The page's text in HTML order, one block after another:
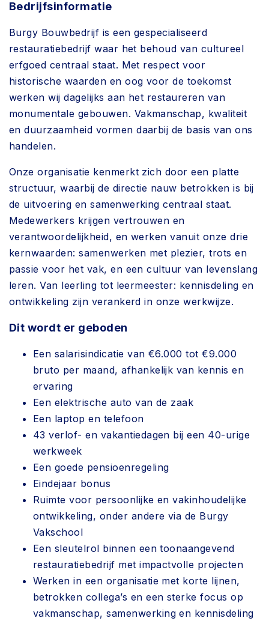
Bedrijfsinformatie
Burgy Bouwbedrijf is een gespecialiseerd
restauratiebedrijf waar het behoud van cultureel
erfgoed centraal staat. Met respect voor
historische waarden en oog voor de toekomst
werken wij dagelijks aan het restaureren van
monumentale gebouwen. Vakmanschap, kwaliteit
en duurzaamheid vormen daarbij de basis van ons
handelen.
Onze organisatie kenmerkt zich door een platte
structuur, waarbij de directie nauw betrokken is bij
de uitvoering en samenwerking centraal staat.
Medewerkers krijgen vertrouwen en
verantwoordelijkheid, en werken vanuit onze drie
kernwaarden: samenwerken met plezier, trots en
passie voor het vak, en een cultuur van levenslang
leren. Van leerling tot leermeester: kennisdeling en
ontwikkeling zijn verankerd in onze werkwijze.
Dit wordt er geboden
Een salarisindicatie van €6.000 tot €9.000
bruto per maand, afhankelijk van kennis en
ervaring
Een elektrische auto van de zaak
Een laptop en telefoon
43 verlof- en vakantiedagen bij een 40-urige
werkweek
Een goede pensioenregeling
Eindejaar bonus
Ruimte voor persoonlijke en vakinhoudelijke
ontwikkeling, onder andere via de Burgy
Vakschool
Een sleutelrol binnen een toonaangevend
restauratiebedrijf met impactvolle projecten
Werken in een organisatie met korte lijnen,
betrokken collega’s en een sterke focus op
vakmanschap, samenwerking en kennisdeling